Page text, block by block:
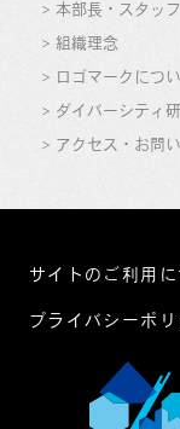
本部長・スタッフ
組織理念
ロゴマークにつ
ダイバーシティ
アクセス・お問
サイトのご利用に
プライバシーポリ